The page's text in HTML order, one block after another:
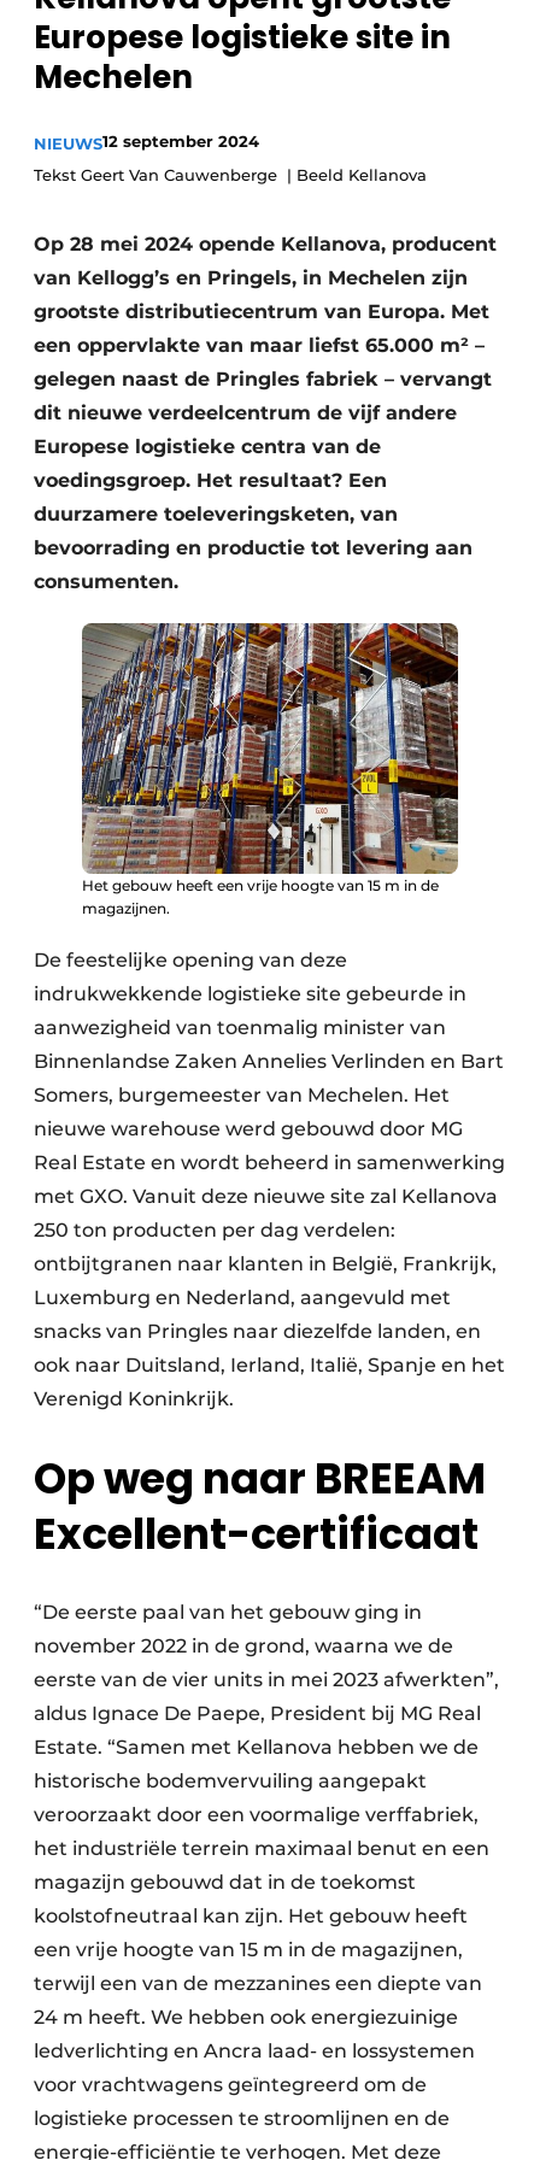
Privacy / Cookie statement
Vacature aanmelden
Video’s
Europese logistieke site in
Mechelen
NIEUWS12 september 2024
Tekst Geert Van Cauwenberge | Beeld Kellanova
Op 28 mei 2024 opende Kellanova, producent
van Kellogg’s en Pringels, in Mechelen zijn
grootste distributiecentrum van Europa. Met
een oppervlakte van maar liefst 65.000 m² –
gelegen naast de Pringles fabriek – vervangt
dit nieuwe verdeelcentrum de vijf andere
Europese logistieke centra van de
voedingsgroep. Het resultaat? Een
duurzamere toeleveringsketen, van
bevoorrading en productie tot levering aan
consumenten.
Het gebouw heeft een vrije hoogte van 15 m in de
magazijnen.
De feestelijke opening van deze
indrukwekkende logistieke site gebeurde in
aanwezigheid van toenmalig minister van
Binnenlandse Zaken Annelies Verlinden en Bart
Somers, burgemeester van Mechelen. Het
nieuwe warehouse werd gebouwd door MG
Real Estate en wordt beheerd in samenwerking
met GXO. Vanuit deze nieuwe site zal Kellanova
250 ton producten per dag verdelen:
ontbijtgranen naar klanten in België, Frankrijk,
Luxemburg en Nederland, aangevuld met
snacks van Pringles naar diezelfde landen, en
ook naar Duitsland, Ierland, Italië, Spanje en het
Verenigd Koninkrijk.
Op weg naar BREEAM
Excellent-certificaat
“De eerste paal van het gebouw ging in
november 2022 in de grond, waarna we de
eerste van de vier units in mei 2023 afwerkten”,
aldus Ignace De Paepe, President bij MG Real
Estate. “Samen met Kellanova hebben we de
historische bodemvervuiling aangepakt
veroorzaakt door een voormalige verffabriek,
het industriële terrein maximaal benut en een
magazijn gebouwd dat in de toekomst
koolstofneutraal kan zijn. Het gebouw heeft
een vrije hoogte van 15 m in de magazijnen,
terwijl een van de mezzanines een diepte van
24 m heeft. We hebben ook energiezuinige
ledverlichting en Ancra laad- en lossystemen
voor vrachtwagens geïntegreerd om de
logistieke processen te stroomlijnen en de
energie-efficiëntie te verhogen. Met deze